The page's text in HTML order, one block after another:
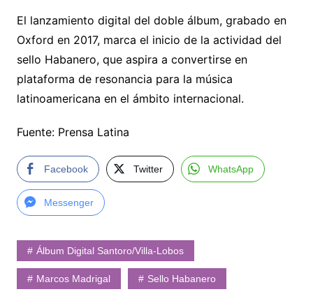
El lanzamiento digital del doble álbum, grabado en
Oxford en 2017, marca el inicio de la actividad del
sello Habanero, que aspira a convertirse en
plataforma de resonancia para la música
latinoamericana en el ámbito internacional.
Fuente: Prensa Latina
Facebook Twitter WhatsApp
Messenger
Álbum Digital Santoro/Villa-Lobos
Marcos Madrigal Sello Habanero